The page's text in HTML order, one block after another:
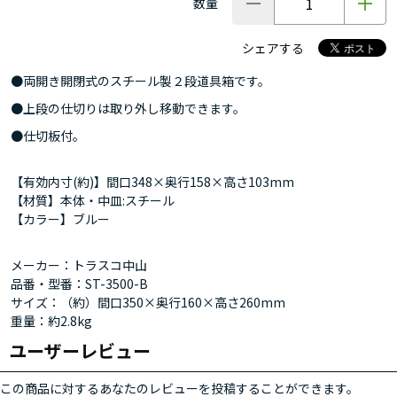
シェアする
●両開き開閉式のスチール製２段道具箱です。
●上段の仕切りは取り外し移動できます。
●仕切板付。
【有効内寸(約)】間口348×奥行158×高さ103mm
【材質】本体・中皿:スチール
【カラー】ブルー
メーカー：トラスコ中山
品番・型番：ST-3500-B
サイズ：（約）間口350×奥行160×高さ260mm
重量：約2.8kg
ユーザーレビュー
この商品に対するあなたのレビューを投稿することができます。